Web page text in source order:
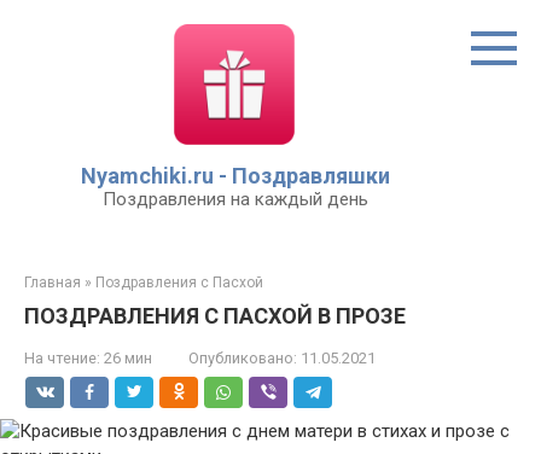
Nyamchiki.ru - Поздравляшки
Поздравления на каждый день
Главная » Поздравления с Пасхой
ПОЗДРАВЛЕНИЯ С ПАСХОЙ В ПРОЗЕ
На чтение: 26 мин Опубликовано: 11.05.2021